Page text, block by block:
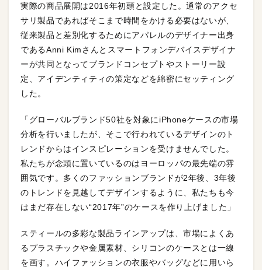
実際の商品展開は2016年初頭と設定した。通常のアクセ
サリ製品であればそこまで時間をかける必要はないが、
従来製品と差別化するためにアパレルのデザイナー出身
であるAnni Kimさんとスマートフォンデバイスデザイナ
ーが共同となってブランドコンセプトやストーリー設
定、アイデンティティの策定などを綿密にセッティング
した。
「グローバルブランド50社を対象にiPhoneケースの市場
分析を行いましたが、そこで行われているデザインのト
レンドからはインスピレーションを受けませんでした。
私たちが念頭に置いているのはヨーロッパの最先端の雰
囲気です。多くのファッションブランドが2年後、3年後
のトレンドを見越してデザインするように、私たちも今
はまだ存在しない“2017年”のケースを作り上げました」
スティールの多彩な製品ラインアップは、市場によくあ
るプラスチックや金属素材、シリコンのケースとは一線
を画す。ハイファッションの衣服やバッグなどに用いら